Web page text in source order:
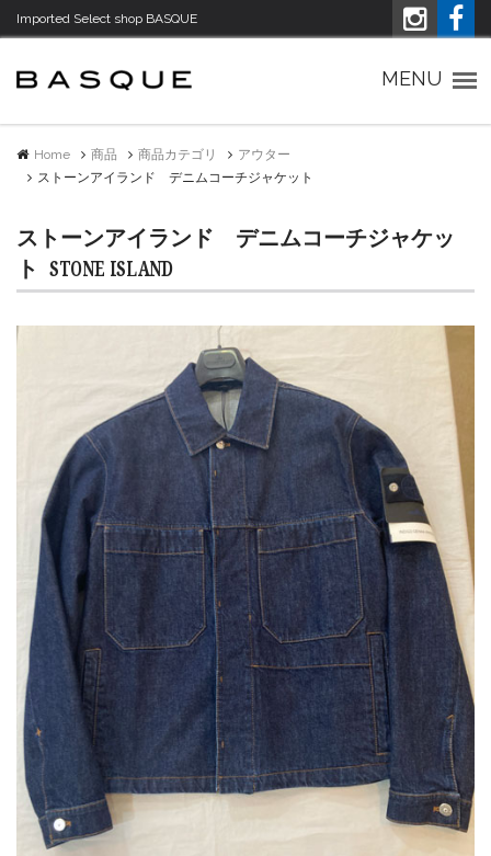
Imported Select shop BASQUE
MENU
Home 商品 商品カテゴリ
アウター
ストーンアイランド デニムコーチジャケット
ストーンアイランド デニムコーチジャケッ
ト STONE ISLAND